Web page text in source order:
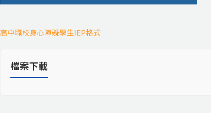
高中職校身心障礙學生IEP格式
檔案下載